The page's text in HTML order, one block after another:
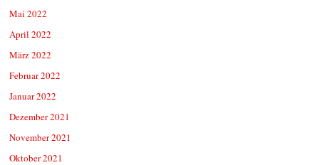
Mai 2022
April 2022
März 2022
Februar 2022
Januar 2022
Dezember 2021
November 2021
Oktober 2021